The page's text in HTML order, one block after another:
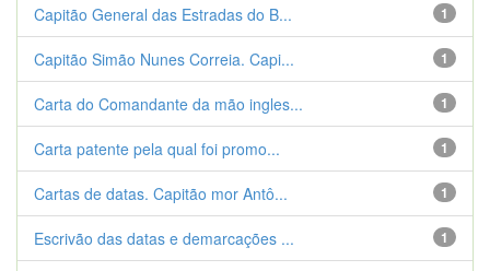
1
Capitão General das Estradas do B...
1
Capitão Simão Nunes Correia. Capi...
1
Carta do Comandante da mão ingles...
1
Carta patente pela qual foi promo...
1
Cartas de datas. Capitão mor Antô...
1
Escrivão das datas e demarcações ...